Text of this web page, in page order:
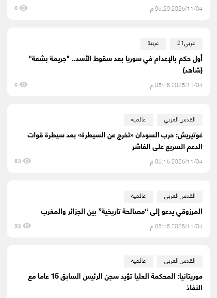
2025/11/04 05:20 م 0
عربي21 عربية
أول حكم بالإعدام في سوريا بعد سقوط الأسد.. "جريمة بشعة"
(شاهد)
2025/11/04 05:16 م 0
القدس العربي عالمية
غوتيريش: حرب السودان «تخرج عن السيطرة» بعد سيطرة قوات
الدعم السريع على الفاشر
2025/11/04 05:15 م 83
القدس العربي عالمية
المرزوقي يدعو إلى “مصالحة تاريخية” بين الجزائر والمغرب
2025/11/04 05:15 م 93
القدس العربي عالمية
موريتانيا: المحكمة العليا تؤيد سجن الرئيس السابق 15 عاما مع
النفاذ